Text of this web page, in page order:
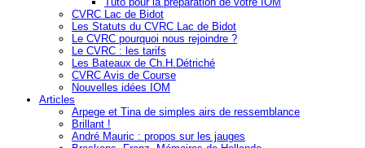
CVRC Lac de Bidot
Les Statuts du CVRC Lac de Bidot
Le CVRC pourquoi nous rejoindre ?
Le CVRC : les tarifs
Les Bateaux de Ch.H.Détriché
CVRC Avis de Course
Nouvelles idées IOM
Articles
Arpege et Tina de simples airs de ressemblance
Brillant !
André Mauric : propos sur les jauges